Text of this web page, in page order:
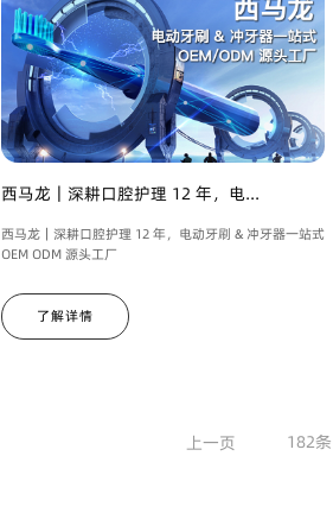
西马龙｜深耕口腔护理 12 年，电...
西马龙｜深耕口腔护理 12 年，电动牙刷 & 冲牙器一站式
OEM ODM 源头工厂
了解详情
182条
上一页